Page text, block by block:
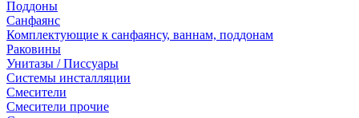
Поддоны
Санфаянс
Комплектующие к санфаянсу, ваннам, поддонам
Раковины
Унитазы / Писсуары
Системы инсталляции
Смесители
Смесители прочие